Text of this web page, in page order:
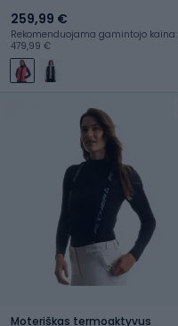
259,99 €
Rekomenduojama gamintojo kaina:
479,99 €
Moteriškas termoaktyvus